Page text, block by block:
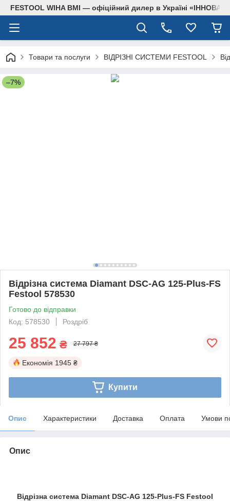
FESTOOL WIHA BMI — офіційний дилер в Україні
Товари та послуги ВІДРІЗНІ СИСТЕМИ FESTOOL
–7%
Відрізна система Diamant DSC-AG 125-Plus-FS
Festool 578530
Готово до відправки
Код: 578530
Роздріб
25 852 ₴ 27 797 ₴
Економія 1945 ₴
Купити
Опис Характеристики Доставка Оплата Умови
Опис
Відрізна система Diamant DSC-AG 125-Plus-FS Festool